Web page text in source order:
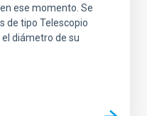
ese momento. Se
de tipo Telescopio
diámetro de su